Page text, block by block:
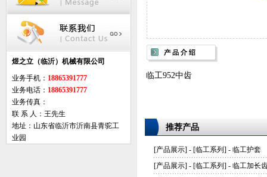
煜之立（临沂）机械有限公司
业务手机： 18865391777
业务电话： 18865391777
业务传真：
联 系 人：王先生
地址：山东省临沂市沂南县青驼工
业园
临工952中齿
推荐产品
[产品展示] - [临工系列 ] - 临工护套
[产品展示] - [临工系列 ] - 临工加长